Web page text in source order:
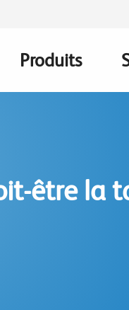
Main
Produits
être la